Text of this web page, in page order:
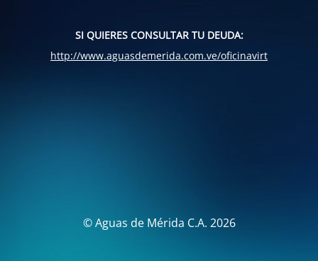
SI QUIERES CONSULTAR TU DEUDA:
http://www.aguasdemerida.com.ve/oficinavirt
© Aguas de Mérida C.A. 2026